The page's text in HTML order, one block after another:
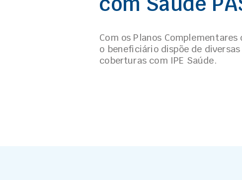
Com os Planos Complementares
o beneficiário dispõe de diversas
coberturas com IPE Saúde.